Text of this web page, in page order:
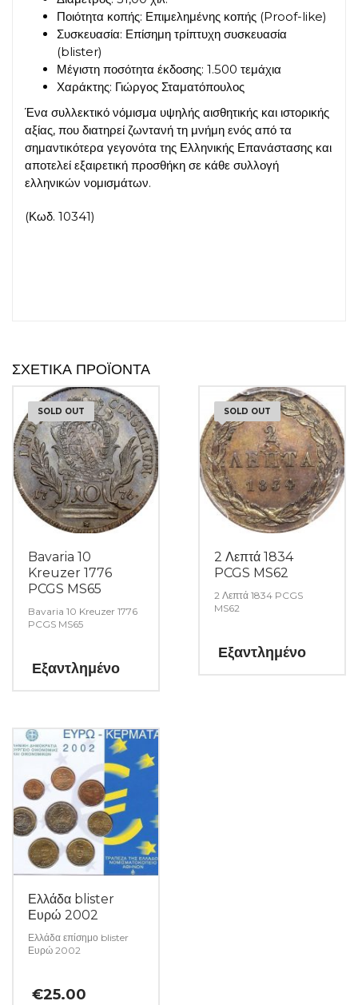
Ποιότητα κοπής: Επιμελημένης κοπής (Proof-like)
Συσκευασία: Επίσημη τρίπτυχη συσκευασία
(blister)
Μέγιστη ποσότητα έκδοσης: 1.500 τεμάχια
Χαράκτης: Γιώργος Σταματόπουλος
Ένα συλλεκτικό νόμισμα υψηλής αισθητικής και ιστορικής
αξίας, που διατηρεί ζωντανή τη μνήμη ενός από τα
σημαντικότερα γεγονότα της Ελληνικής Επανάστασης και
αποτελεί εξαιρετική προσθήκη σε κάθε συλλογή
ελληνικών νομισμάτων.
(Κωδ. 10341)
ΣΧΕΤΙΚΆ ΠΡΟΪΌΝΤΑ
SOLD OUT
Bavaria 10
Kreuzer 1776
PCGS MS65
Bavaria 10 Kreuzer 1776
PCGS MS65
Εξαντλημένο
SOLD OUT
2 Λεπτά 1834
PCGS MS62
2 Λεπτά 1834 PCGS
MS62
Εξαντλημένο
Ελλάδα blister
Ευρώ 2002
Ελλάδα επίσημο blister
Ευρώ 2002
€25.00